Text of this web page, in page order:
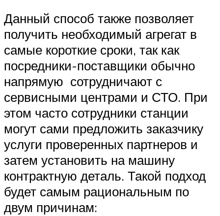
Данный способ также позволяет
получить необходимый агрегат в
самые короткие сроки, так как
посредники-поставщики обычно
напрямую сотрудничают с
сервисными центрами и СТО. При
этом часто сотрудники станции
могут сами предложить заказчику
услуги проверенных партнеров и
затем установить на машину
контрактную деталь. Такой подход
будет самым рациональным по
двум причинам: